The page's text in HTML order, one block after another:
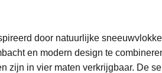
door natuurlijke
en modern design te
zijn in vier maten verkrijgbaar. De